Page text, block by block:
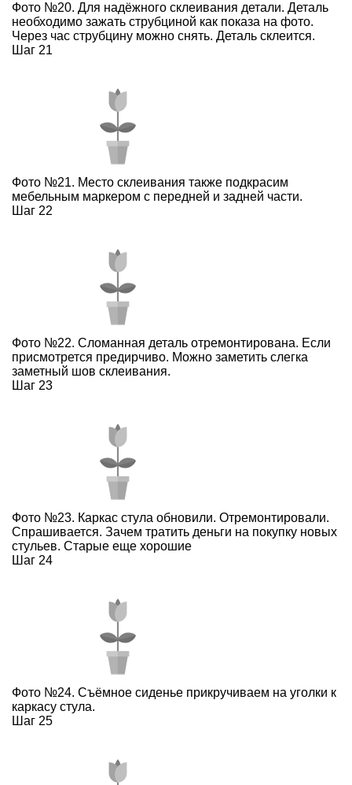
Фото №20. Для надёжного склеивания детали. Деталь
необходимо зажать струбциной как показа на фото.
Через час струбцину можно снять. Деталь склеится.
Шаг 21
Фото №21. Место склеивания также подкрасим
мебельным маркером с передней и задней части.
Шаг 22
Фото №22. Сломанная деталь отремонтирована. Если
присмотрется предирчиво. Можно заметить слегка
заметный шов склеивания.
Шаг 23
Фото №23. Каркас стула обновили. Отремонтировали.
Спрашивается. Зачем тратить деньги на покупку новых
стульев. Старые еще хорошие
Шаг 24
Фото №24. Съёмное сиденье прикручиваем на уголки к
каркасу стула.
Шаг 25